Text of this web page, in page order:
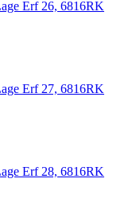
Erf 26, 6816RK
Erf 27, 6816RK
Erf 28, 6816RK